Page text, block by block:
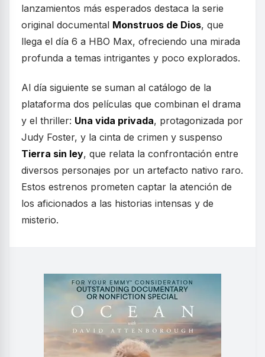
lanzamientos más esperados destaca la serie
original documental Monstruos de Dios, que
llega el día 6 a HBO Max, ofreciendo una mirada
profunda a temas intrigantes y poco explorados.
Al día siguiente se suman al catálogo de la
plataforma dos películas que combinan el drama
y el thriller: Una vida privada, protagonizada por
Judy Foster, y la cinta de crimen y suspenso
Tierra sin ley, que relata la confrontación entre
diversos personajes por un artefacto nativo raro.
Estos estrenos prometen captar la atención de
los aficionados a las historias intensas y de
misterio.